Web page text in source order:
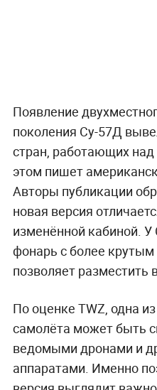
Появление
поколения Су-57Д
стран, работающих
этом пишет
Авторы публикации
новая версия
изменённой кабиной.
фонарь с более крутым
позволяет разместить
По оценке TWZ, одна
самолёта может быть
ведомыми дронами и
аппаратами. Именно